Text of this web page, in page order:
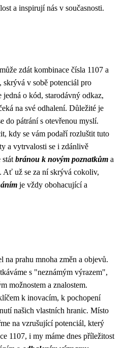
a inspirují nás v současnosti.
zdát kombinace čísla 1107 a
skrývá v sobě potenciál pro
o kód, starodávný odkaz,
na své odhalení. Důležité je
do pátrání s otevřenou myslí.
kdy se vám podaří rozluštit tuto
a vytrvalosti se i zdánlivě
stát bránou k novým poznatkům a
Ať už se za ní skrývá cokoliv,
je vždy obohacující a
na prahu mnoha změn a objevů.
s "neznámým výrazem",
možnostem a znalostem.
k inovacím, k pochopení
našich vlastních hranic. Místo
na vzrušující potenciál, který
1107, i my máme dnes příležitost